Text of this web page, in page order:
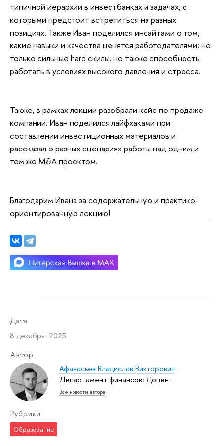
типичной иерархии в инвестбанках и задачах, с
которыми предстоит встретиться на разных
позициях. Также Иван поделился инсайтами о том,
какие навыки и качества ценятся работодателями: не
только сильные hard скилы, но также способность
работать в условиях высокого давления и стресса.
Также, в рамках лекции разобрали кейс по продаже
компании. Иван поделился лайфхаками при
составлении инвестиционных материалов и
рассказал о разных сценариях работы над одним и
тем же M&A проектом.
Благодарим Ивана за содержательную и практико-
ориентированную лекцию!
Дата
8 декабря 2025
Автор
Афанасьев Владислав Викторович
Департамент финансов: Доцент
Все новости автора
Рубрики
Образование